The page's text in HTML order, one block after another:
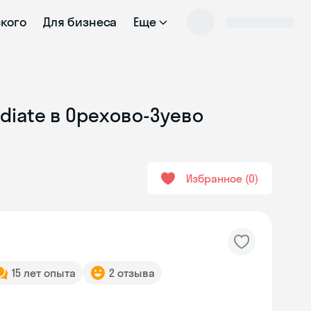
Для бизнеса Еще
в Орехово-Зуево
Избранное 0
15 лет опыта 2 отзыва